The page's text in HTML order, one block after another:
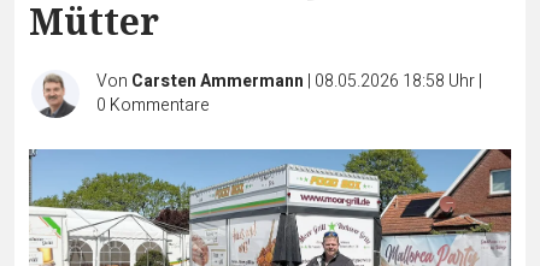
Mütter
Von Carsten Ammermann | 08.05.2026 18:58 Uhr|
0 Kommentare